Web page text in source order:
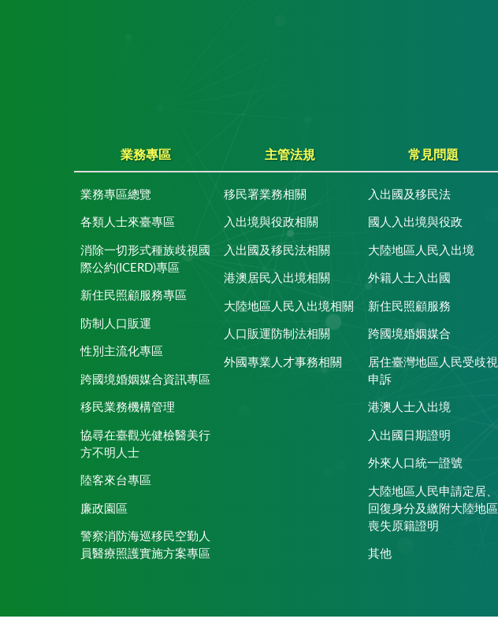
業務專區
業務專區總覽
各類人士來臺專區
消除一切形式種族歧視國
際公約(ICERD)專區
新住民照顧服務專區
防制人口販運
性別主流化專區
跨國境婚姻媒合資訊專區
移民業務機構管理
協尋在臺觀光健檢醫美行
方不明人士
陸客來台專區
廉政園區
警察消防海巡移民空勤人
員醫療照護實施方案專區
主管法規
移民署業務相關
入出境與役政相關
入出國及移民法相關
港澳居民入出境相關
大陸地區人民入出境相關
人口販運防制法相關
外國專業人才事務相關
常見問題
入出國及移民法
國人入出境與役政
大陸地區人民入出境
外籍人士入出國
新住民照顧服務
跨國境婚姻媒合
居住臺灣地區人民受歧視
申訴
港澳人士入出境
入出國日期證明
外來人口統一證號
大陸地區人民申請定居、
回復身分及繳附大陸地區
喪失原籍證明
其他